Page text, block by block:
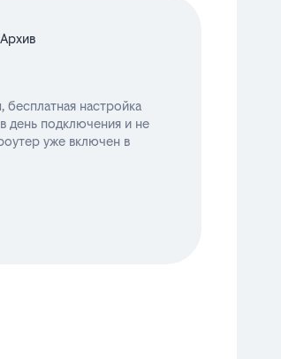
настройка
день подключения и не
уже включен в